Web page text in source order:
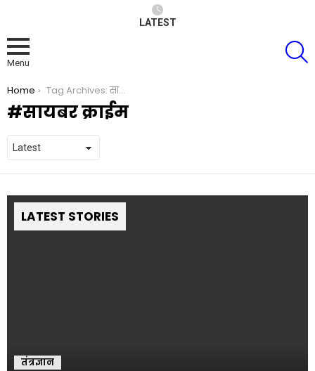
LATEST
Menu
You are here:
Home Tag Archives: सायबर क्राईम
सायबर क्राईम
LATEST STORIES
तंत्रज्ञान